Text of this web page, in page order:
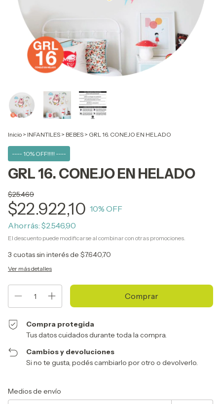
Inicio > INFANTILES > BEBES > GRL 16. CONEJO EN HELADO
---- 10% OFF!!!!! ----
GRL 16. CONEJO EN HELADO
$25.469
$22.922,10 10% OFF
Ahorrás: $2.546,90
El descuento puede modificarse al combinar con otras promociones.
3 cuotas sin interés de $7.640,70
Ver más detalles
Compra protegida
Tus datos cuidados durante toda la compra.
Cambios y devoluciones
Si no te gusta, podés cambiarlo por otro o devolverlo.
Entregas para el CP:
Medios de envío